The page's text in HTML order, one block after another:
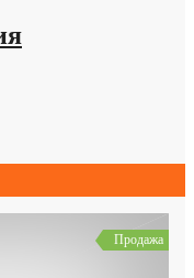
Продажа